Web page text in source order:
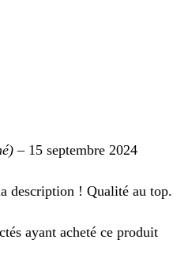
– 15 septembre 2024
description ! Qualité au top.
ayant acheté ce produit